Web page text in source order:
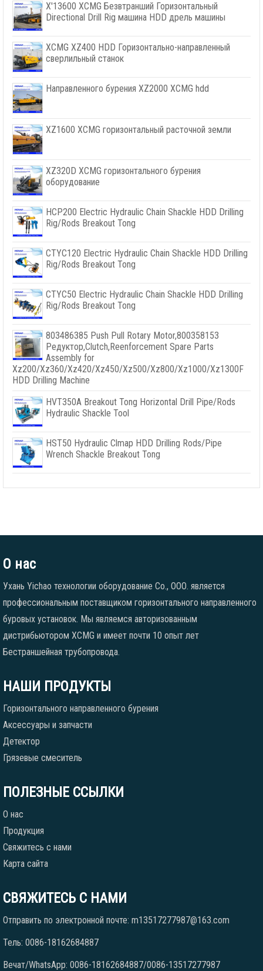
X'13600 XCMG Безвтранший Горизонтальный
Directional Drill Rig машина HDD дрель машины
XCMG XZ400 HDD Горизонтально-направленный
сверлильный станок
Направленного бурения XZ2000 XCMG hdd
XZ1600 XCMG горизонтальный расточной земли
XZ320D XCMG горизонтального бурения
оборудование
HCP200 Electric Hydraulic Chain Shackle HDD Drilling
Rig/Rods Breakout Tong
CTYC120 Electric Hydraulic Chain Shackle HDD Drilling
Rig/Rods Breakout Tong
CTYC50 Electric Hydraulic Chain Shackle HDD Drilling
Rig/Rods Breakout Tong
803486385 Push Pull Rotary Motor,800358153
Редуктор,Clutch, Reenforcement Spare Parts
Assembly for
Xz200/Xz360/Xz420/Xz450/Xz500/Xz800/Xz1000/Xz1300F
HDD Drilling Machine
HVT350A Breakout Tong Horizontal Drill Pipe/Rods
Hydraulic Shackle Tool
HST50 Hydraulic Clmap HDD Drilling Rods/Pipe
Wrench Shackle Breakout Tong
О нас
Ухань Yichao технологии оборудование Co., ООО. является
профессиональным поставщиком горизонтального направленного
буровых установок. Мы являемся авторизованным
дистрибьютором XCMG и имеет почти 10 опыт лет
Бестраншейная трубопровода.
НАШИ ПРОДУКТЫ
Горизонтального направленного бурения
Аксессуары и запчасти
Детектор
Грязевые смеситель
ПОЛЕЗНЫЕ ССЫЛКИ
О нас
Продукция
Свяжитесь с нами
Карта сайта
СВЯЖИТЕСЬ С НАМИ
Отправить по электронной почте: m13517277987@163.com
Тель: 0086-18162684887
Вечат/WhatsApp: 0086-18162684887/0086-13517277987